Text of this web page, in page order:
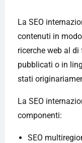
La SEO
contenuti in
ricerche web al
pubblicati o in
stati
La SEO
componenti:
SEO